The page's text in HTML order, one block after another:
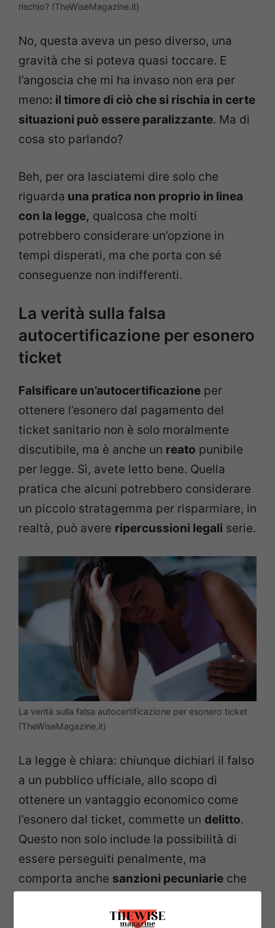
rischio? (TheWiseMagazine.it)
No, questa aveva un peso diverso, una
gravità che si poteva quasi toccare. E
l’angoscia che mi ha invaso non era per
meno: il timore di ciò che si rischia in certe
situazioni può essere paralizzante. Ma di
cosa sto parlando?
Beh, per ora lasciatemi dire solo che
riguarda una pratica non proprio in linea
con la legge, qualcosa che molti
potrebbero considerare un’opzione in
tempi disperati, ma che porta con sé
conseguenze non indifferenti.
La verità sulla falsa
autocertificazione per esonero
ticket
Falsificare un’autocertificazione per
ottenere l’esonero dal pagamento del
ticket sanitario non è solo moralmente
discutibile, ma è anche un reato punibile
per legge. Sì, avete letto bene. Quella
pratica che alcuni potrebbero considerare
un piccolo stratagemma per risparmiare, in
realtà, può avere ripercussioni legali serie.
La verità sulla falsa autocertificazione per esonero ticket
(TheWiseMagazine.it)
La legge è chiara: chiunque dichiari il falso
a un pubblico ufficiale, allo scopo di
ottenere un vantaggio economico come
l’esonero dal ticket, commette un delitto.
Questo non solo include la possibilità di
essere perseguiti penalmente, ma
comporta anche sanzioni pecuniarie che
altre parole, cercare di risparmiare su quel